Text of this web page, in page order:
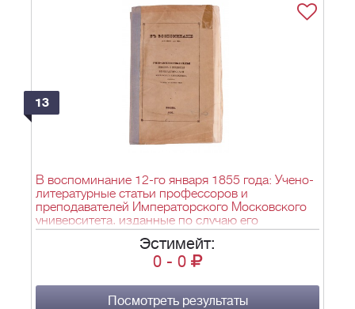
13
В воспоминание 12-го января 1855 года: Учено-
литературные статьи профессоров и
преподавателей Императорского Московского
университета, изданные по случаю его
столетнего юбилея. - М.: Унив. тип., 1855. - [8],
64, 34, 40, 92, 42, 24, 60, 16, 24, 18, 20, 36, 64 с.:
Эстимейт:
0 - 0
Посмотреть результаты